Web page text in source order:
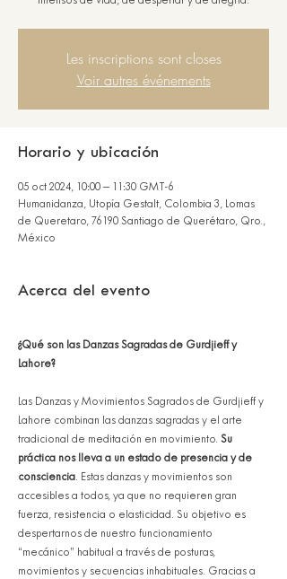
Les inscriptions sont closes
Voir autres événements
Horario y ubicación
05 oct 2024, 10:00 – 11:30 GMT-6
Humanidanza, Utopía Gestalt, Colombia 3, Lomas
de Queretaro, 76190 Santiago de Querétaro, Qro.,
México
Acerca del evento
¿Qué son las Danzas Sagradas de Gurdjieff y
Lahore?
Las Danzas y Movimientos Sagrados de Gurdjieff y
Lahore combinan las danzas sagradas y el arte
tradicional de meditación en movimiento. Su
práctica nos lleva a un estado de presencia y de
consciencia. Estas danzas y movimientos son
accesibles a todos, ya que no requieren gran
fuerza, resistencia o elasticidad. Su objetivo es
despertarnos de nuestro funcionamiento
“mecánico” habitual a través de posturas,
movimientos y secuencias inhabituales. Gracias a